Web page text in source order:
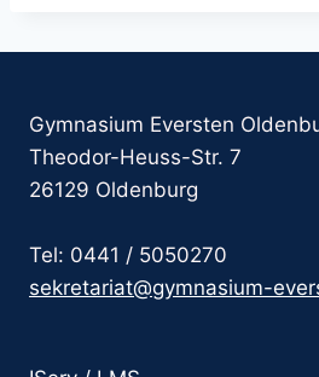
Gymnasium Eversten
Theodor-Heuss-Str. 7
26129 Oldenburg
Tel: 0441 / 5050270
sekretariat@gymnasium-